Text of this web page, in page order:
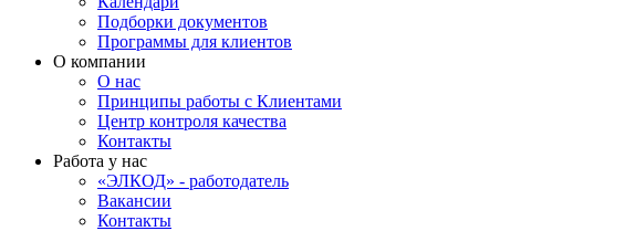
Подборки документов
Программы для клиентов
О компании
О нас
Принципы работы с Клиентами
Центр контроля качества
Контакты
Работа у нас
«ЭЛКОД» - работодатель
Вакансии
Контакты